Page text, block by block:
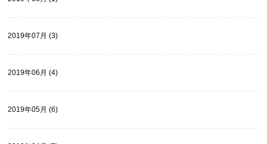
2019年07月 (3)
2019年06月 (4)
2019年05月 (6)